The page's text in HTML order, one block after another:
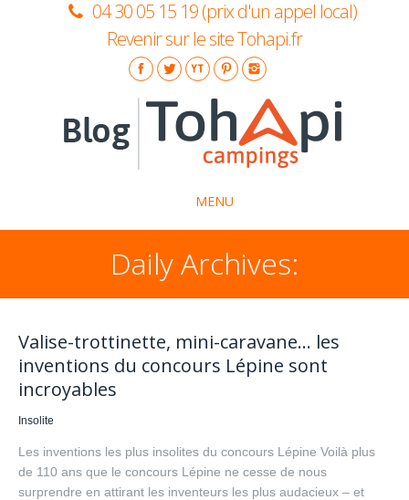
04 30 05 15 19 (prix d'un appel local)
Revenir sur le site Tohapi.fr
MENU
La marque Tohapi
Conseils pratiques
Daily Archives:
Valise-trottinette, mini-caravane… les
inventions du concours Lépine sont
incroyables
Insolite
Les inventions les plus insolites du concours Lépine Voilà plus
de 110 ans que le concours Lépine ne cesse de nous
surprendre en attirant les inventeurs les plus audacieux – et